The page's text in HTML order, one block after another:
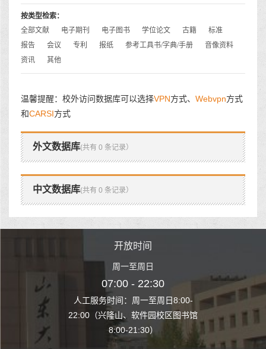
按类型检索：
全部文献
电子期刊 电子图书 学位论文 古籍
标准
报告
会议 专利 报纸 参考工具书/字典/手册
音像资料
资讯
其他
温馨提醒：校外访问数据库可以选择VPN方式、 Webvpn方式
和CARSI方式
外文数据库(共有 0 条记录）
中文数据库(共有 0 条记录）
至周日8:00-
园校区图书馆
开放时间
周一至周日
07:00 - 22:30
人工服务时间：周一至周日8:00-
22:00（兴隆山、软件园校区图书馆
8:00-21:30）
人工服务时间
22:00（兴隆山